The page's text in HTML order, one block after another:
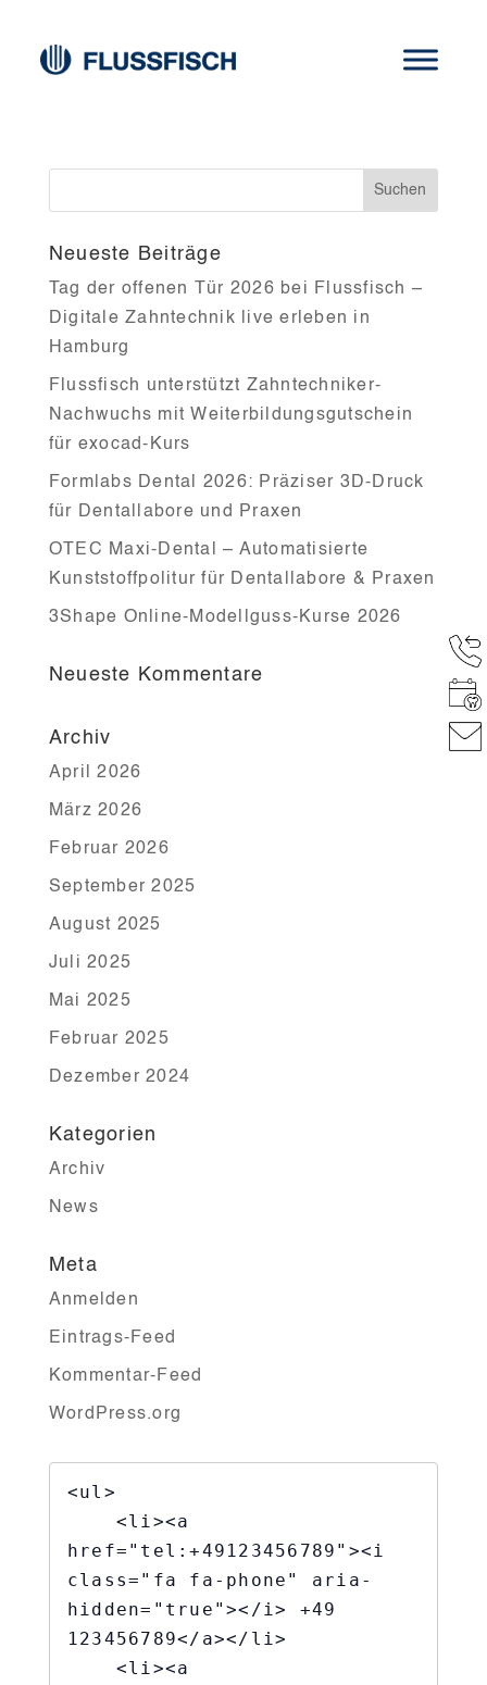
imes-icore
Neueste Beiträge
Tag der offenen Tür 2026 bei Flussfisch –
Digitale Zahntechnik live erleben in
Hamburg
Flussfisch unterstützt Zahntechniker-
Nachwuchs mit Weiterbildungsgutschein
für exocad-Kurs
Formlabs Dental 2026: Präziser 3D-Druck
für Dentallabore und Praxen
OTEC Maxi-Dental – Automatisierte
Kunststoffpolitur für Dentallabore & Praxen
3Shape Online-Modellguss-Kurse 2026
Neueste Kommentare
Archiv
April 2026
März 2026
Februar 2026
September 2025
August 2025
Juli 2025
Mai 2025
Februar 2025
Dezember 2024
Kategorien
Archiv
News
Meta
Anmelden
Eintrags-Feed
Kommentar-Feed
WordPress.org
<ul>
href="tel:+49123456789"><i
class="fa fa-phone" aria-
hidden="true"></i> +49
123456789</a></li>